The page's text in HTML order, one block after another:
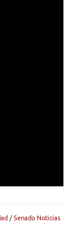
/Senado Noticias